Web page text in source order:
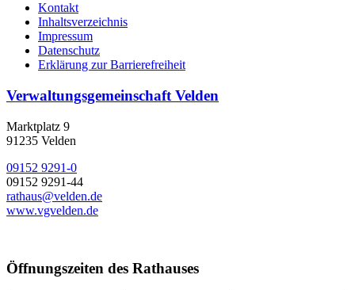
Kontakt
Inhaltsverzeichnis
Impressum
Datenschutz
Erklärung zur Barrierefreiheit
Verwaltungsgemeinschaft Velden
Marktplatz 9
91235 Velden
09152 9291-0
09152 9291-44
rathaus@velden.de
www.vgvelden.de
Öffnungszeiten des Rathauses